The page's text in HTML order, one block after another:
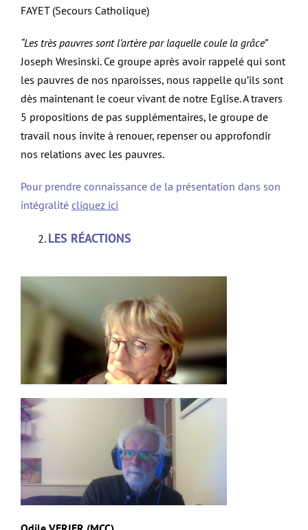
FAYET (Secours Catholique)
“Les très pauvres sont l’artère par laquelle coule la grâce”
Joseph Wresinski. Ce groupe après avoir rappelé qui sont
les pauvres de nos nparoisses, nous rappelle qu’ils sont
dès maintenant le coeur vivant de notre Eglise. A travers
5 propositions de pas supplémentaires, le groupe de
travail nous invite à renouer, repenser ou approfondir
nos relations avec les pauvres.
Pour prendre connaissance de la présentation dans son
intégralité cliquez ici
LES RÉACTIONS